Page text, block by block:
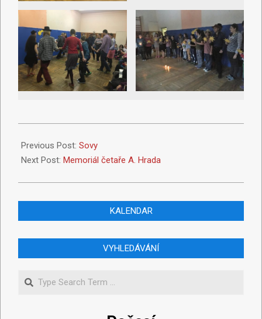
Previous Post: Sovy
Next Post: Memoriál četaře A. Hrada
KALENDAR
VYHLEDÁVÁNÍ